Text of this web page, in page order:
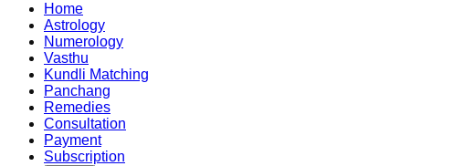
Home
Astrology
Numerology
Vasthu
Kundli Matching
Panchang
Remedies
Consultation
Payment
Subscription